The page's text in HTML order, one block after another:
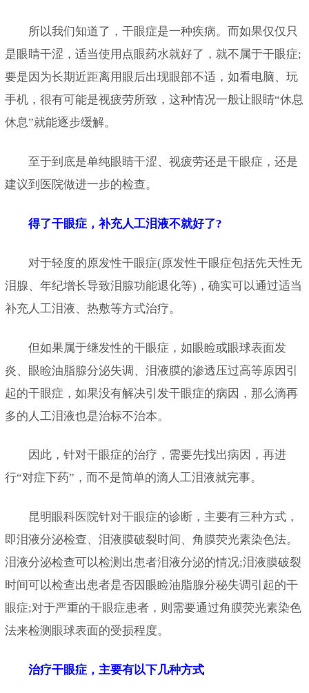
所以我们知道了，干眼症是一种疾病。而如果仅仅只
是眼睛干涩，适当使用点眼药水就好了，就不属于干眼症;
要是因为长期近距离用眼后出现眼部不适，如看电脑、玩
手机，很有可能是视疲劳所致，这种情况一般让眼睛“休息
休息”就能逐步缓解。
至于到底是单纯眼睛干涩、视疲劳还是干眼症，还是
建议到医院做进一步的检查。
得了干眼症，补充人工泪液不就好了?
对于轻度的原发性干眼症(原发性干眼症包括先天性无
泪腺、年纪增长导致泪腺功能退化等)，确实可以通过适当
补充人工泪液、热敷等方式治疗。
但如果属于继发性的干眼症，如眼睑或眼球表面发
炎、眼睑油脂腺分泌失调、泪液膜的渗透压过高等原因引
起的干眼症，如果没有解决引发干眼症的病因，那么滴再
多的人工泪液也是治标不治本。
因此，针对干眼症的治疗，需要先找出病因，再进
行“对症下药”，而不是简单的滴人工泪液就完事。
昆明眼科医院针对干眼症的诊断，主要有三种方式，
即泪液分泌检查、泪液膜破裂时间、角膜荧光素染色法。
泪液分泌检查可以检测出患者泪液分泌的情况;泪液膜破裂
时间可以检查出患者是否因眼睑油脂腺分秘失调引起的干
眼症;对于严重的干眼症患者，则需要通过角膜荧光素染色
法来检测眼球表面的受损程度。
治疗干眼症，主要有以下几种方式